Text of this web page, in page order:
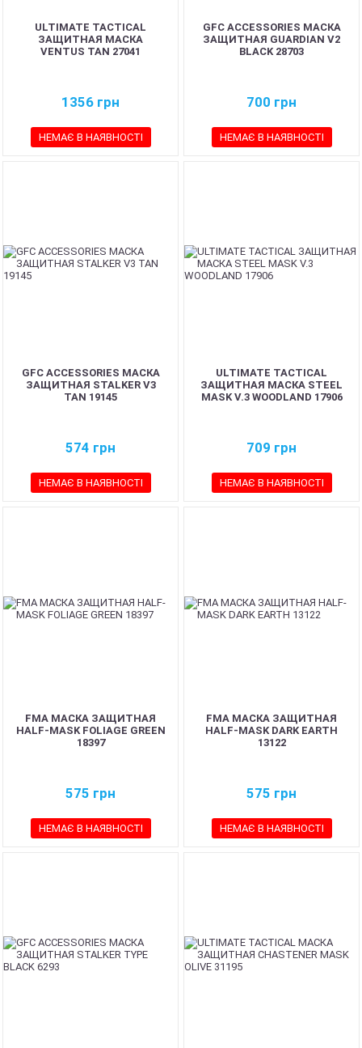
ULTIMATE TACTICAL
ЗАЩИТНАЯ МАСКА
VENTUS TAN 27041
1356 грн
НЕМАЄ В НАЯВНОСТІ
GFC ACCESSORIES МАСКА
ЗАЩИТНАЯ GUARDIAN V2
BLACK 28703
700 грн
НЕМАЄ В НАЯВНОСТІ
GFC ACCESSORIES МАСКА
ЗАЩИТНАЯ STALKER V3
TAN 19145
574 грн
НЕМАЄ В НАЯВНОСТІ
ULTIMATE TACTICAL
ЗАЩИТНАЯ МАСКА STEEL
MASK V.3 WOODLAND 17906
709 грн
НЕМАЄ В НАЯВНОСТІ
FMA МАСКА ЗАЩИТНАЯ
HALF-MASK FOLIAGE GREEN
18397
575 грн
НЕМАЄ В НАЯВНОСТІ
FMA МАСКА ЗАЩИТНАЯ
HALF-MASK DARK EARTH
13122
575 грн
НЕМАЄ В НАЯВНОСТІ